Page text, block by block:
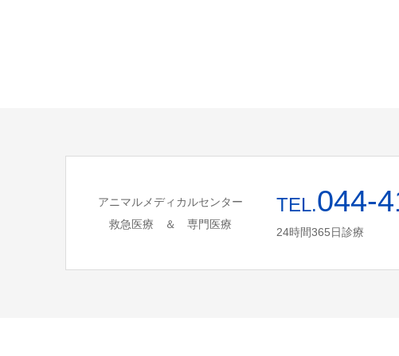
アニマルメディカルセンター
救急医療 ＆ 専門医療
TEL.044-
24時間365日診療